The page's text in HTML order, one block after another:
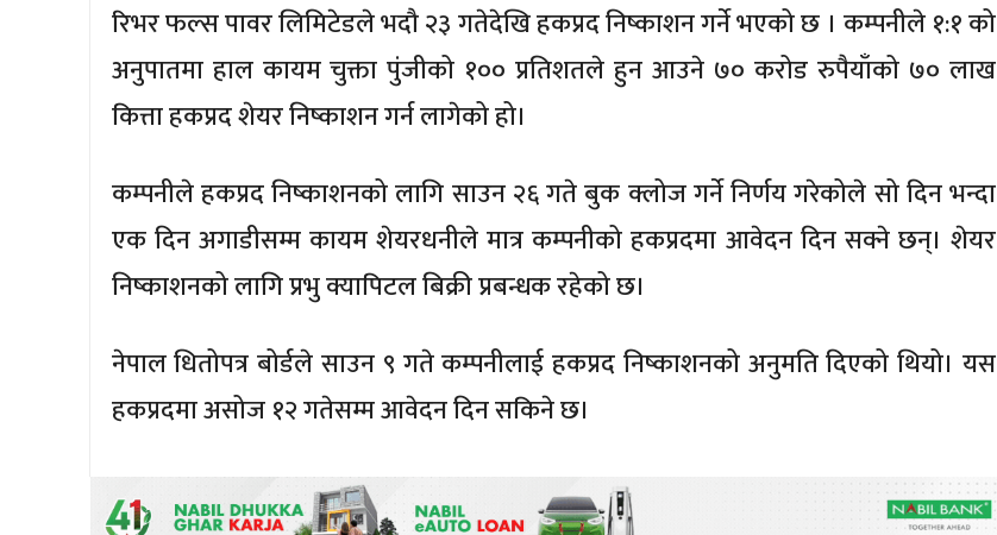
रिभर फल्स पावर लिमिटेडले भदौ २३ गतेदेखि हकप्रद निष्काशन गर्ने भएको छ । कम्पनीले १:१ को
अनुपातमा हाल कायम चुक्ता पुंजीको १०० प्रतिशतले हुन आउने ७० करोड रुपैयाँको ७० लाख
कित्ता हकप्रद शेयर निष्काशन गर्न लागेको हो।
कम्पनीले हकप्रद निष्काशनको लागि साउन २६ गते बुक क्लोज गर्ने निर्णय गरेकोले सो दिन भन्दा
एक दिन अगाडीसम्म कायम शेयरधनीले मात्र कम्पनीको हकप्रदमा आवेदन दिन सक्ने छन्। शेयर
निष्काशनको लागि प्रभु क्यापिटल बिक्री प्रबन्धक रहेको छ।
नेपाल धितोपत्र बोर्डले साउन ९ गते कम्पनीलाई हकप्रद निष्काशनको अनुमति दिएको थियो। यस
हकप्रदमा असोज १२ गतेसम्म आवेदन दिन सकिने छ।